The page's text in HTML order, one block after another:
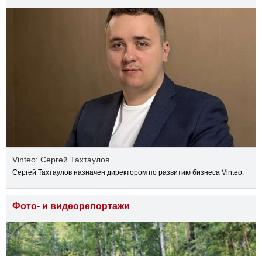
Vinteo: Сергей Тахтаулов
Сергей Тахтаулов назначен директором по развитию бизнеса Vinteo.
Фото- и видеорепортажи